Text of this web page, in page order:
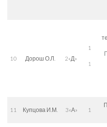
10 Дорош О.Л. 2«Д»
1
1
11 Купцова И.М. 3«А» 1